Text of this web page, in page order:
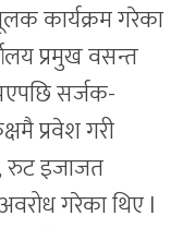
कार्यक्रम गरेका
प्रमुख वसन्त
सर्जक-
प्रवेश गरी
रुट इजाजत
गरेका थिए l